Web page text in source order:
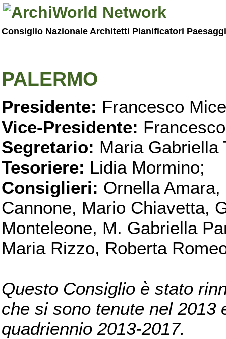
Consiglio Nazionale Architetti Pianificatori
PALERMO
Presidente: Francesco
Vice-Presidente:
Segretario: Maria Gabriella
Tesoriere: Lidia Mormino;
Consiglieri: Ornella
Cannone, Mario Chiavetta,
Monteleone, M. Gabriella
Maria Rizzo, Roberta
Questo Consiglio è stato
che si sono tenute nel 2013
quadriennio 2013-2017.